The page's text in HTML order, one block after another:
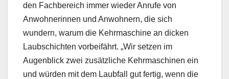
den Fachbereich immer wieder Anrufe von
Anwohnerinnen und Anwohnern, die sich
wundern, warum die Kehrmaschine an dicken
Laubschichten vorbeifährt. „Wir setzen im
Augenblick zwei zusätzliche Kehrmaschinen ein
und würden mit dem Laubfall gut fertig, wenn die